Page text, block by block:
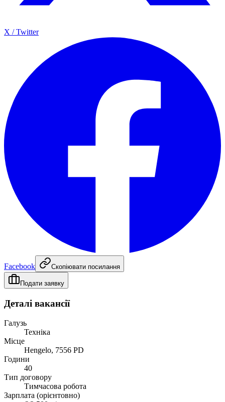
X / Twitter
Facebook Скопіювати посилання
Подати заявку
Деталі вакансії
Галузь
Техніка
Місце
Hengelo, 7556 PD
Години
40
Тип договору
Тимчасова робота
Зарплата (орієнтовно)